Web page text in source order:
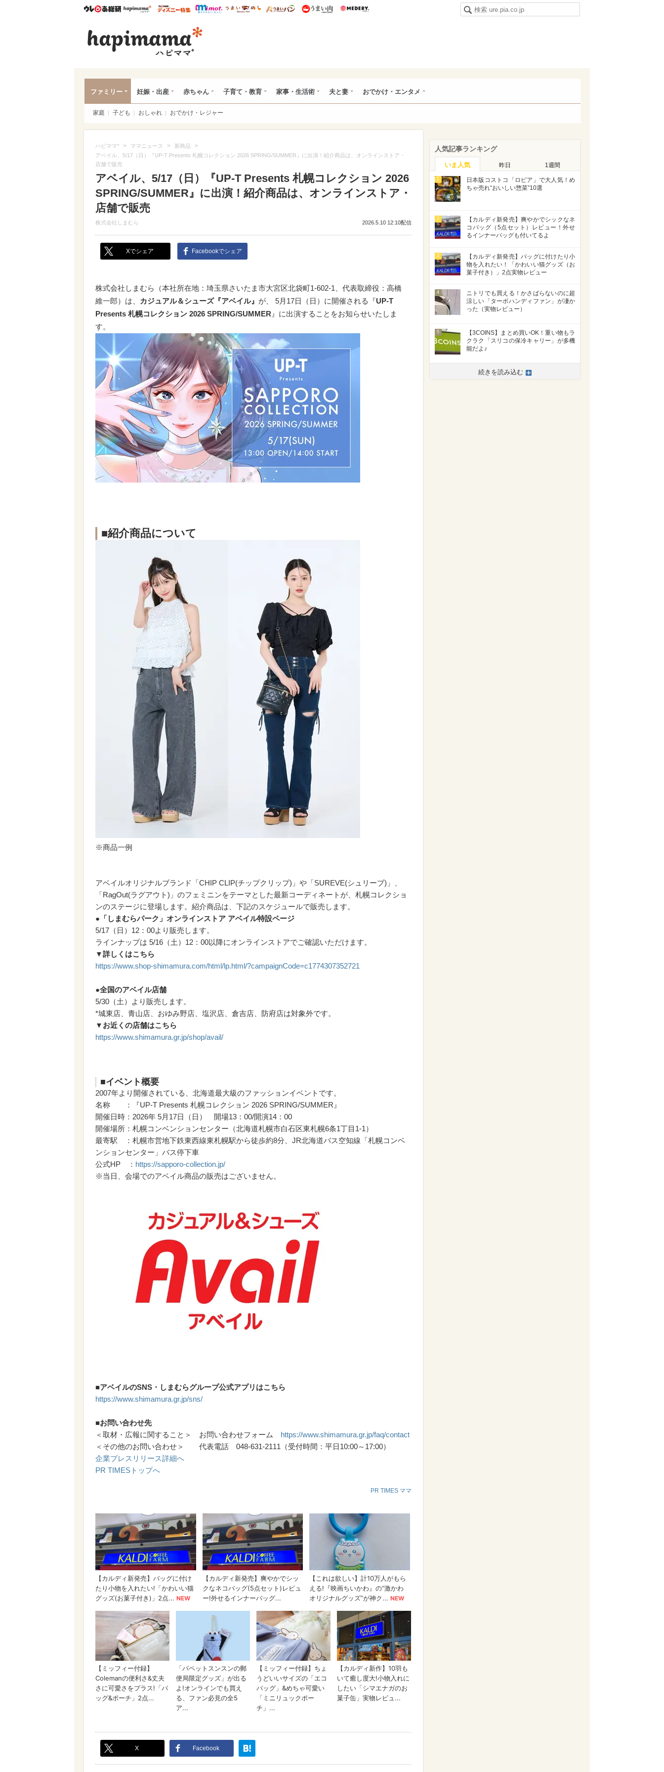
ウレぴあ総研ハピママ* ウレぴあ総研 ディズニー特集
mimot. うまいめし うまいパン うまい肉
ファミリー 妊娠・出産 赤ちゃん 子育て・教育 家事・生活術 夫と妻 おでかけ・エンタメ
家庭 子ども おしゃれ おでかけ・レジャー
ハピママ* > ママニュース > 新商品 >
アベイル、5/17（日）『UP-T Presents 札幌コレクション 2026 SPRING/SUMMER』に出演！紹介商品は、オンラインストア・
店舗で販売
アベイル、5/17（日）『UP-T Presents 札幌コレクション 2026
SPRING/SUMMER』に出演！紹介商品は、オンラインストア・
店舗で販売
株式会社しまむら 2026.5.10 12:10配信
Xでシェア Facebookでシェア
株式会社しまむら（本社所在地：埼玉県さいたま市大宮区北袋町1-602-1、代表取締役：高橋
維一郎）は、
カジュアル＆シューズ『アベイル』 が、 5月17日（日）に開催される『UP-T
Presents 札幌コレクション 2026 SPRING/SUMMER 』に出演することをお知らせいたしま
す。
■紹介商品について
※商品一例
アベイルオリジナルブランド「CHIP CLIP(チップクリップ)」や「SUREVE(シュリーブ)」、
「RagOut(ラグアウト)」のフェミニンをテーマとした最新コーディネートが、札幌コレクショ
ンのステージに登場します。紹介商品は、下記のスケジュールで販売します。
●「しまむらパーク」オンラインストア アベイル特設ページ
5/17（日）12：00より販売します。
ラインナップは 5/16（土）12：00以降にオンラインストアでご確認いただけます。
▼詳しくはこちら
https://www.shop-shimamura.com/html/lp.html/?campaignCode=c1774307352721
●全国のアベイル店舗
5/30（土）より販売します。
*城東店、青山店、おゆみ野店、塩沢店、倉吉店、防府店は対象外です。
▼お近くの店舗はこちら
https://www.shimamura.gr.jp/shop/avail/
■イベント概要
2007年より開催されている、北海道最大級のファッションイベントです。
名称 ：『UP-T Presents 札幌コレクション 2026 SPRING/SUMMER』
開催日時：2026年 5月17日（日） 開場13：00/開演14：00
開催場所：札幌コンベンションセンター（北海道札幌市白石区東札幌6条1丁目1-1）
最寄駅 ：札幌市営地下鉄東西線東札幌駅から徒歩約8分、JR北海道バス空知線「札幌コンベ
ンションセンター」バス停下車
公式HP ： https://sapporo-collection.jp/
※当日、会場でのアベイル商品の販売はございません。
■アベイルのSNS・しまむらグループ公式アプリはこちら
https://www.shimamura.gr.jp/sns/
■お問い合わせ先
＜取材・広報に関すること＞ お問い合わせフォーム https://www.shimamura.gr.jp/faq/contact
＜その他のお問い合わせ＞ 代表電話 048-631-2111（受付時間：平日10:00～17:00）
企業プレスリリース詳細へ
PR TIMESトップへ
PR TIMES ママ
X Facebook
人気記事ランキング
いま人気 昨日 1週間
1
日本版コストコ「ロピア」で大人気！め
ちゃ売れ“おいしい惣菜”10選
2
【カルディ新発売】爽やかでシックなネ
コバッグ（5点セット）レビュー！外せ
るインナーバッグも付いてるよ
3
【カルディ新発売】バッグに付けたり小
物を入れたい！「かわいい猫グッズ（お
菓子付き）」2点実物レビュー
4
ニトリでも買える！かさばらないのに超
涼しい「ターボハンディファン」が凄か
った（実物レビュー）
5
【3COINS】まとめ買いOK！重い物もラ
クラク「スリコの保冷キャリー」が多機
能だよ♪
続きを読み込む